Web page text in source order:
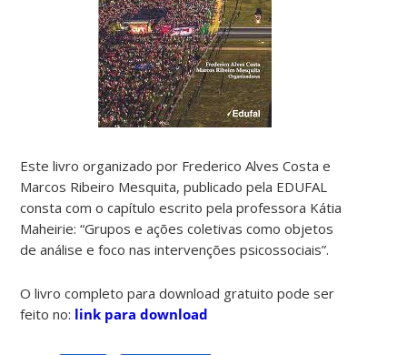
Este livro organizado por Frederico Alves Costa e
Marcos Ribeiro Mesquita, publicado pela EDUFAL
consta com o capítulo escrito pela professora Kátia
Maheirie: “Grupos e ações coletivas como objetos
de análise e foco nas intervenções psicossociais”.
O livro completo para download gratuito pode ser
feito no: link para download